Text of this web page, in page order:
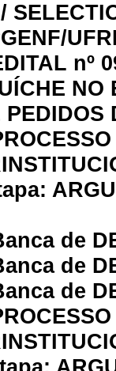
nº
NO
de
de
de